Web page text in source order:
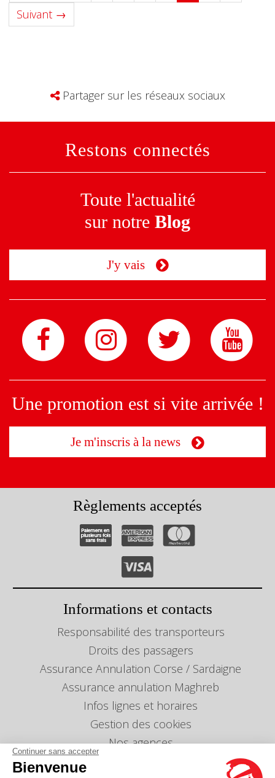
Continuer sans accepter
Bienvenue
Suivant →
Partager sur les réseaux sociaux
Restons connectés
Toute l'actualité
sur notre Blog
J'y vais
Une promotion est si vite arrivée !
Je m'inscris à la news
Règlements acceptés
Informations et contacts
Responsabilité des transporteurs
Droits des passagers
Assurance Annulation Corse / Sardaigne
Assurance annulation Maghreb
Infos lignes et horaires
Gestion des cookies
Nos agences
Nous envoyer un message